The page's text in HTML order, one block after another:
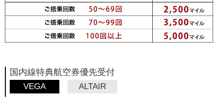
国内線特典航空券優先受付
VEGA ALTAIR